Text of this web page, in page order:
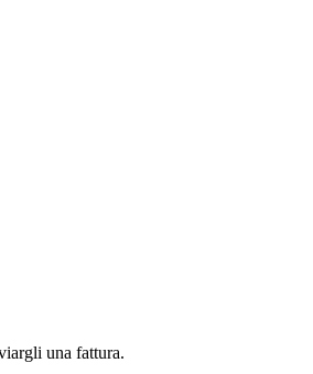
una fattura.